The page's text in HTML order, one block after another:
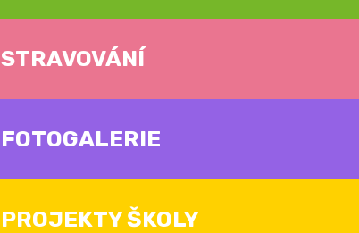
STRAVOVÁNÍ
FOTOGALERIE
PROJEKTY ŠKOLY